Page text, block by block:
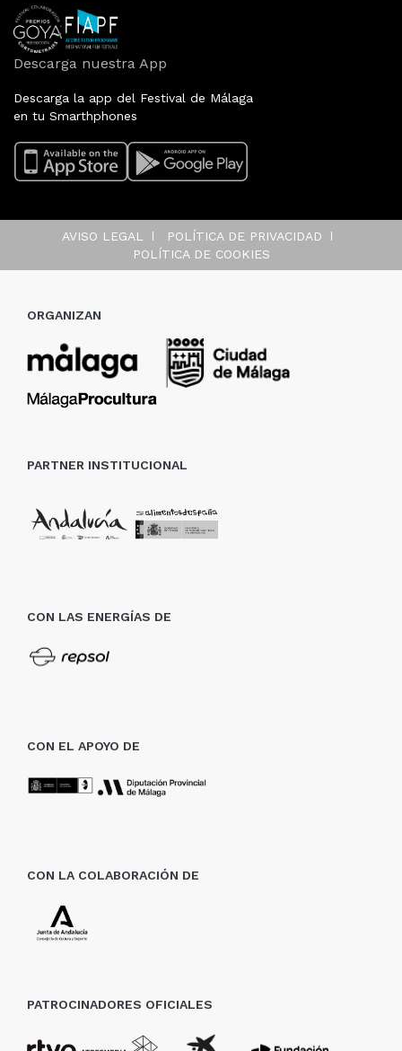
Descarga nuestra App
Descarga la app del Festival de Málaga
en tu Smarthphones
AVISO LEGAL
POLÍTICA DE PRIVACIDAD
POLÍTICA DE COOKIES
ORGANIZAN
PARTNER INSTITUCIONAL
CON LAS ENERGÍAS DE
CON EL APOYO DE
CON LA COLABORACIÓN DE
PATROCINADORES OFICIALES